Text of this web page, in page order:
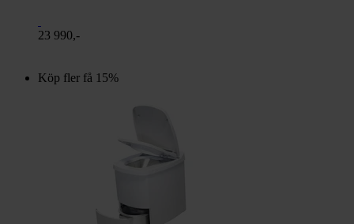
23 990,-
Köp fler få 15%